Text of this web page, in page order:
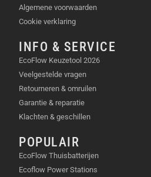
Algemene voorwaarden
Cookie verklaring
INFO & SERVICE
EcoFlow Keuzetool 2026
Veelgestelde vragen
Retourneren & omruilen
Garantie & reparatie
Klachten & geschillen
POPULAIR
EcoFlow Thuisbatterijen
Ecoflow Power Stations